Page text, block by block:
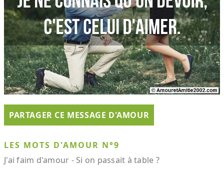
PARTAGER CE MESSAGE D'AMOUR
LES MOTS D'AMOUR N°9
J'ai faim d'amour - Si on passait à table ?